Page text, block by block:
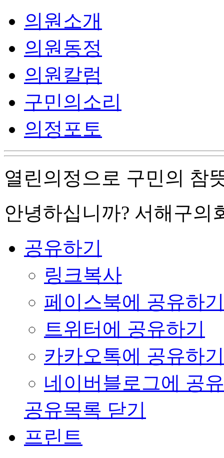
의원소개
의원동정
의원칼럼
구민의소리
의정포토
열린의정으로 구민의 참
안녕하십니까? 서해구의
공유하기
링크복사
페이스북에 공유하기
트위터에 공유하기
카카오톡에 공유하기
네이버블로그에 공
공유목록 닫기
프린트